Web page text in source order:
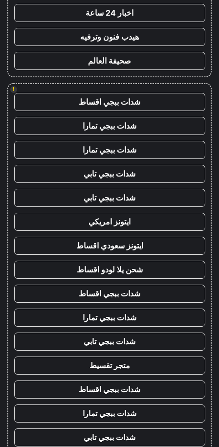
اخبار 24 ساعة
هيدب فنون وترفيه
صحيفة العالم
!
شدات ببجي اقساط
شدات ببجي تمارا
شدات ببجي تمارا
شدات ببجي تابي
شدات ببجي تابي
ايتونز امريكي
ايتونز سعودي اقساط
شحن يلا لودو اقساط
شدات ببجي اقساط
شدات ببجي تمارا
شدات ببجي تابي
متجر تقسيط
شدات ببجي اقساط
شدات ببجي تمارا
شدات ببجي تابي